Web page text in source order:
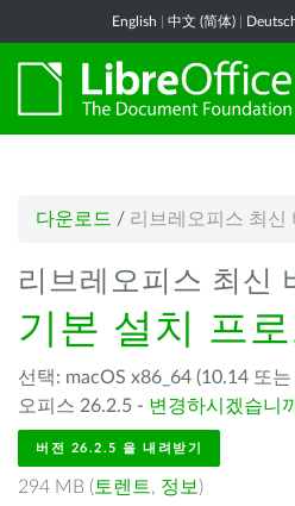
English 中文 (简体)
다운로드 / 리브레오피스 최신
리브레오피스 최신
기본 설치 프
선택: macOS x86_64 (10.14 또
오피스 26.2.5 - 변경하시겠습니
버전 26.2.5 을 내려받기
294 MB ( 토렌트, 정보 )